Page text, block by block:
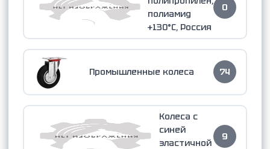
полиамид
+130°С, Россия
0
Промышленные колеса 74
Колеса с
синей
эластичной
9